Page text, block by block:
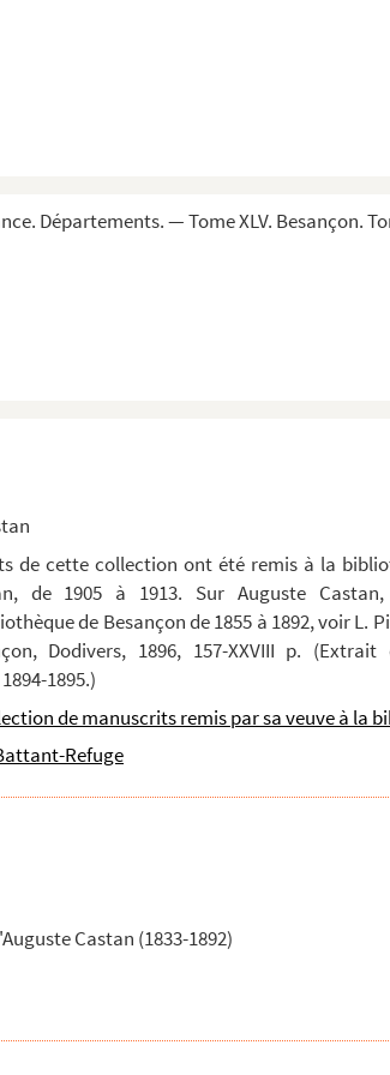
Départements. — Tome XLV. Besançon.
de cette collection ont été remis à la
de 1905 à 1913. Sur Auguste
de Besançon de 1855 à 1892, voir L.
Dodivers, 1896, 157-XXVIII p.
1895.)
de manuscrits remis par sa veuve à la
Refuge
Castan (1833-1892)